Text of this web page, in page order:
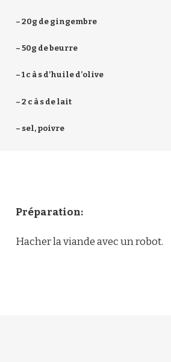
– 20g de gingembre
– 50g de beurre
– 1 c à s d’huile d’olive
– 2 c à s de lait
– sel, poivre
Préparation:
Hacher la viande avec un robot.